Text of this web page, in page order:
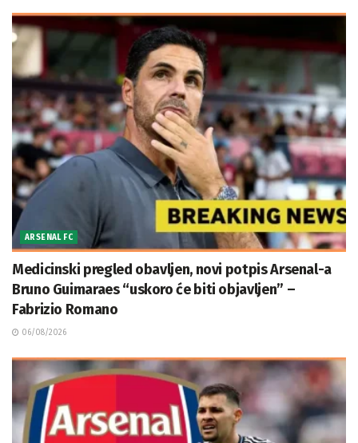
ARSENAL FC
Medicinski pregled obavljen, novi potpis Arsenal-a
Bruno Guimaraes “uskoro će biti objavljen” –
Fabrizio Romano
06/08/2026